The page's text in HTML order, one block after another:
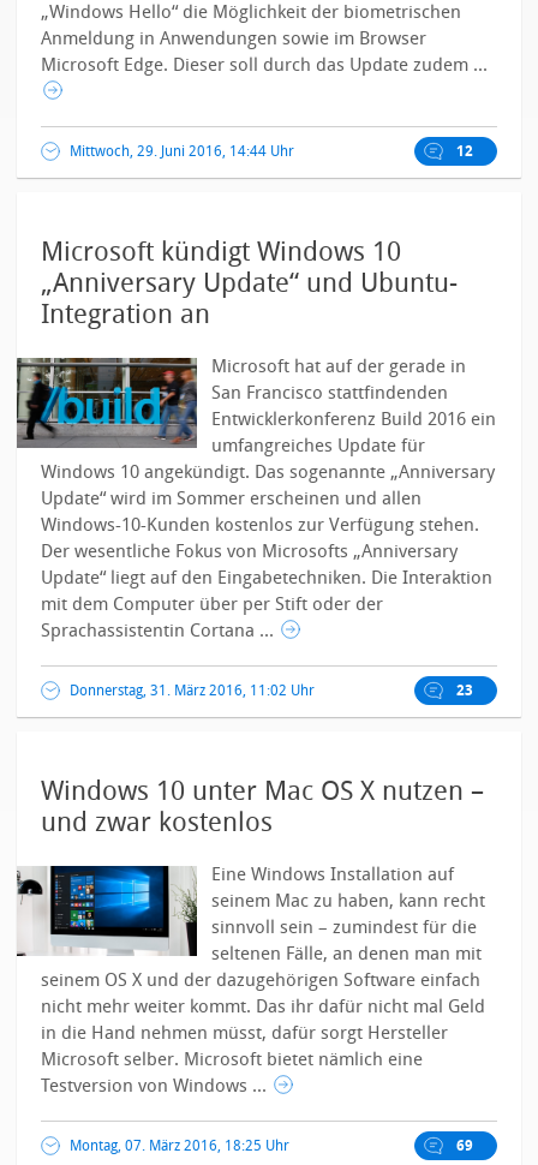
„Windows Hello“ die Möglichkeit der biometrischen
Anmeldung in Anwendungen sowie im Browser
Microsoft Edge. Dieser soll durch das Update zudem ...
Mittwoch, 29. Juni 2016, 14:44 Uhr 12
Microsoft kündigt Windows 10
„Anniversary Update“ und Ubuntu-
Integration an
Microsoft hat auf der gerade in
San Francisco stattfindenden
Entwicklerkonferenz Build 2016 ein
umfangreiches Update für
Windows 10 angekündigt. Das sogenannte „Anniversary
Update“ wird im Sommer erscheinen und allen
Windows-10-Kunden kostenlos zur Verfügung stehen.
Der wesentliche Fokus von Microsofts „Anniversary
Update“ liegt auf den Eingabetechniken. Die Interaktion
mit dem Computer über per Stift oder der
Sprachassistentin Cortana ...
Donnerstag, 31. März 2016, 11:02 Uhr 23
Windows 10 unter Mac OS X nutzen –
und zwar kostenlos
Eine Windows Installation auf
seinem Mac zu haben, kann recht
sinnvoll sein – zumindest für die
seltenen Fälle, an denen man mit
seinem OS X und der dazugehörigen Software einfach
nicht mehr weiter kommt. Das ihr dafür nicht mal Geld
in die Hand nehmen müsst, dafür sorgt Hersteller
Microsoft selber. Microsoft bietet nämlich eine
Testversion von Windows ...
Montag, 07. März 2016, 18:25 Uhr 69